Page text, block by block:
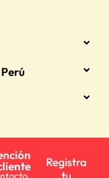
Registra